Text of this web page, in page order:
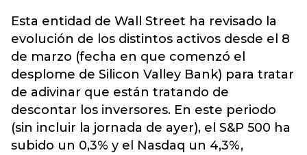
Esta entidad de Wall Street ha revisado la
evolución de los distintos activos desde el 8
de marzo (fecha en que comenzó el
desplome de Silicon Valley Bank) para tratar
de adivinar que están tratando de
descontar los inversores. En este periodo
(sin incluir la jornada de ayer), el S&P 500 ha
subido un 0,3% y el Nasdaq un 4,3%,